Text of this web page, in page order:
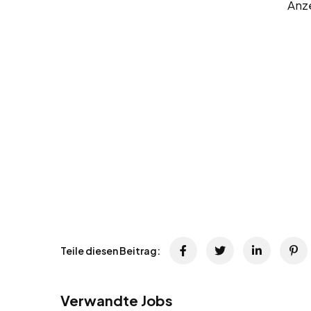
Teile diesen Beitrag:
Verwandte Jobs